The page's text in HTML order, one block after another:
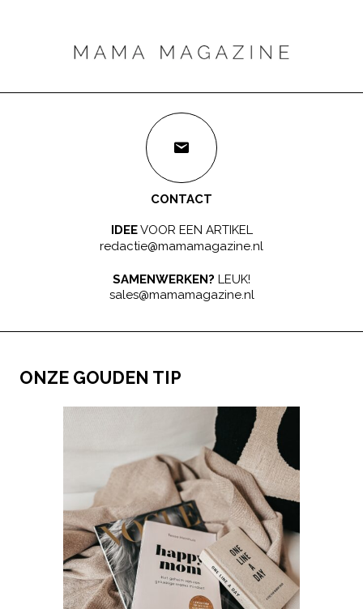
CONTACT
IDEEVOOR EEN ARTIKEL
redactie@mamamagazine.nl
SAMENWERKEN? LEUK!
sales@mamamagazine.nl
ONZE GOUDEN TIP